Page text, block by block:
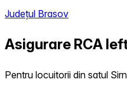
Județul Brasov
Asigurare RCA
Pentru locuitorii din satul